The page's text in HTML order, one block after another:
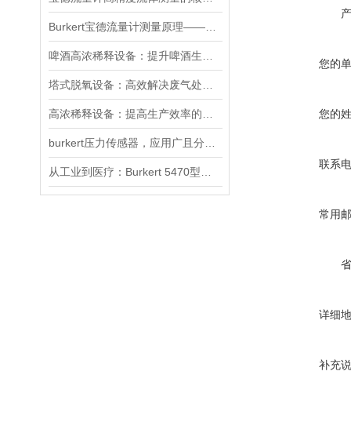
您的
您的
联系
常用
详细
补充